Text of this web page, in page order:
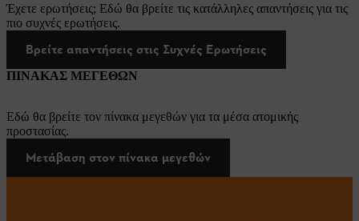
Έχετε ερωτήσεις; Εδώ θα βρείτε τις κατάλληλες απαντήσεις για τις
πιο συχνές ερωτήσεις.
Βρείτε απαντήσεις στις Συχνές Ερωτήσεις
ΠΙΝΑΚΑΣ ΜΕΓΕΘΩΝ
Εδώ θα βρείτε τον πίνακα μεγεθών για τα μέσα ατομικής
προστασίας.
Μετάβαση στον πίνακα μεγεθών